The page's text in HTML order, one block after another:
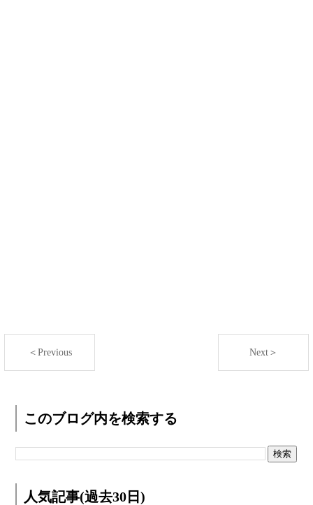
＜Previous Next＞
このブログ内を検索する
人気記事(過去30日)